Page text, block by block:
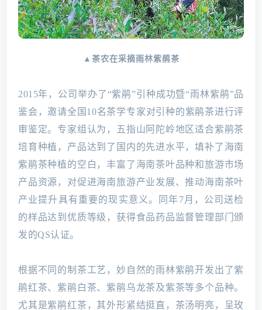
▲茶农在采摘雨林紫鹃茶
2015年，公司举办了“紫鹃”引种成功暨“雨林紫鹃”品
鉴会，邀请全国10名茶学专家对引种的紫鹃茶进行评
审鉴定。专家组认为，五指山阿陀岭地区适合紫鹃茶
培育种植，产品达到了国内的先进水平，填补了海南
紫鹃茶种植的空白，丰富了海南茶叶品种和旅游市场
产品资源，对促进海南旅游产业发展、推动海南茶叶
产业提升具有重要的现实意义。同年7月，公司送检
的样品达到优质等级，获得食品药品监督管理部门颁
发的QS认证。
根据不同的制茶工艺，妙自然的雨林紫鹃开发出了紫
鹃红茶、紫鹃白茶、紫鹃乌龙茶及紫茶等多个品种。
尤其是紫鹃红茶，其外形紧结挺直，茶汤明亮，呈玫